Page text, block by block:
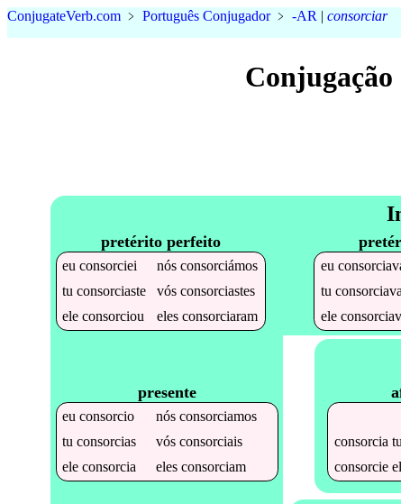
ConjugateVerb.com ﹥ Português Conjugador﹥ -AR | consorciar
pretérito perfeito
euconsorciei nósconsorciámos
tuconsorciaste vósconsorciastes
eleconsorciou elesconsorciaram
eu
tu
ele
presente
euconsorcio nósconsorciamos
tuconsorcias vósconsorciais
eleconsorcia elesconsorciam
consorcia tu
consorcie